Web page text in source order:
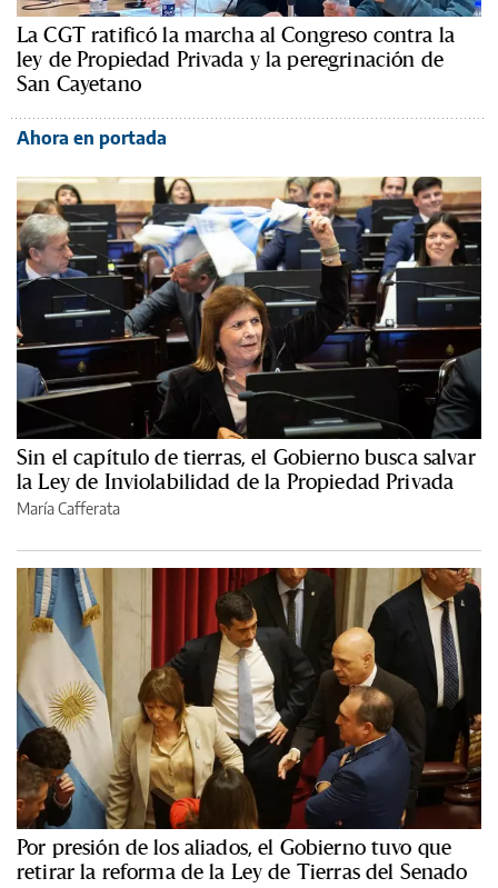
La CGT ratificó la marcha al Congreso contra la
ley de Propiedad Privada y la peregrinación de
San Cayetano
Ahora en portada
Sin el capítulo de tierras, el Gobierno busca salvar
la Ley de Inviolabilidad de la Propiedad Privada
María Cafferata
Por presión de los aliados, el Gobierno tuvo que
retirar la reforma de la Ley de Tierras del Senado